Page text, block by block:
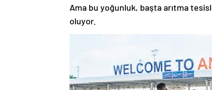
Ama bu yoğunluk, başta arıtma
oluyor.